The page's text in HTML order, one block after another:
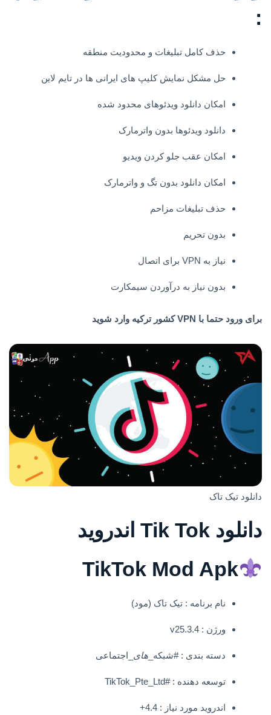
:
حذف کامل تبلیغات و محدودیت منطقه
حل مشکل نمایش کلیپ های ایرانی ها در تایم لاین
امکان دانلود ویدئوهای محدود شده
دانلود ویدئوها بدون واترمارک
امکان عقب جلو کردن ویدیو
امکان دانلود بدون تگ و واترمارک
حذف تبلیغات مزاحم
بدون تحریم
نیاز به VPN برای اتصال
بدون‌ نیاز به درآوردن سیمکارت
برای ورود حتما با VPN کشور ترکیه وارد شوید
دانلود تیک تاک
دانلود Tik Tok اندروید
TikTok Mod Apk
نام برنامه : تیک تاک (مود)
ورژن : v25.3.4
دسته بندی : #شبکه_ های _اجتماعی
توسعه دهنده : #TikTok_Pte_Ltd
اندروید مورد نیاز : 4.4+